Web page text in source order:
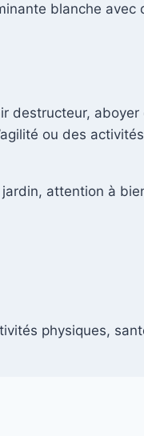
blanche
destructeur,
ou des
attention à
physiques,